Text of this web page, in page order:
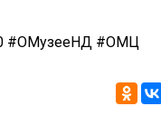
#ОМузееНД #ОМЦ